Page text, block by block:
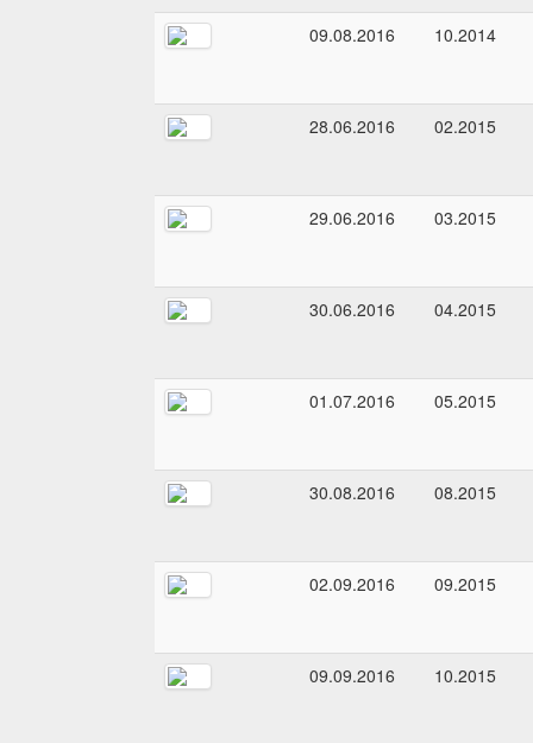
09.08.2016 10.2014
28.06.2016 02.2015
29.06.2016 03.2015
30.06.2016 04.2015
01.07.2016 05.2015
30.08.2016 08.2015
02.09.2016 09.2015
09.09.2016 10.2015